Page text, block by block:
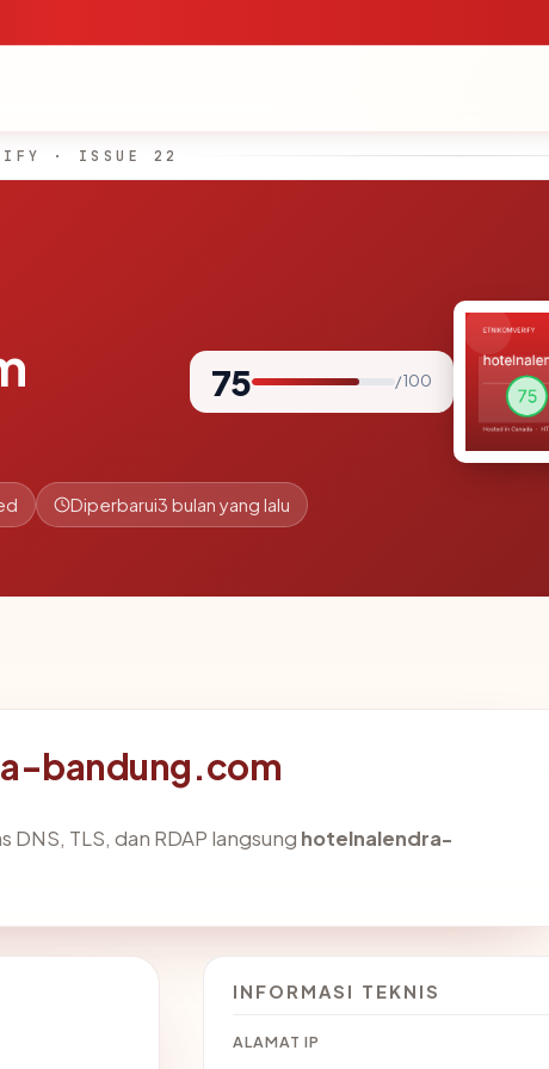
· ISSUE 22
75 / 100
Diperbarui3 bulan yang lalu
bandung.com
TLS, dan RDAP langsung hotelnalendra-
INFORMASI TEKNIS
ALAMAT IP